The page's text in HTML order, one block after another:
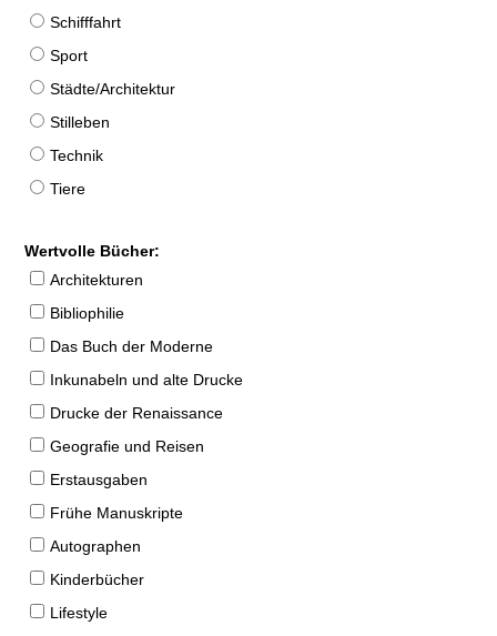
Schifffahrt
Sport
Städte/Architektur
Stilleben
Technik
Tiere
Wertvolle Bücher:
Architekturen
Bibliophilie
Das Buch der Moderne
Inkunabeln und alte Drucke
Drucke der Renaissance
Geografie und Reisen
Erstausgaben
Frühe Manuskripte
Autographen
Kinderbücher
Lifestyle